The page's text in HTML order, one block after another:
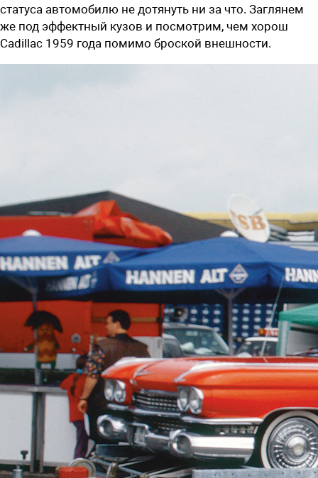
статуса автомобилю не дотянуть ни за что. Заглянем
же под эффектный кузов и посмотрим, чем хорош
Cadillac 1959 года помимо броской внешности.